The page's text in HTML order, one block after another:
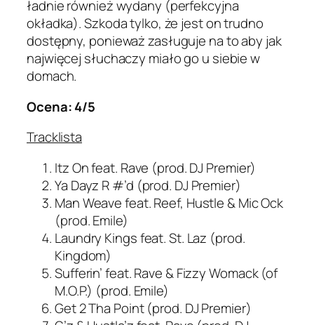
ładnie również wydany (perfekcyjna
okładka). Szkoda tylko, że jest on trudno
dostępny, ponieważ zasługuje na to aby jak
najwięcej słuchaczy miało go u siebie w
domach.
Ocena: 4/5
Tracklista
Itz On feat. Rave (prod. DJ Premier)
Ya Dayz R #’d (prod. DJ Premier)
Man Weave feat. Reef, Hustle & Mic Ock
(prod. Emile)
Laundry Kings feat. St. Laz (prod.
Kingdom)
Sufferin’ feat. Rave & Fizzy Womack (of
M.O.P.) (prod. Emile)
Get 2 Tha Point (prod. DJ Premier)